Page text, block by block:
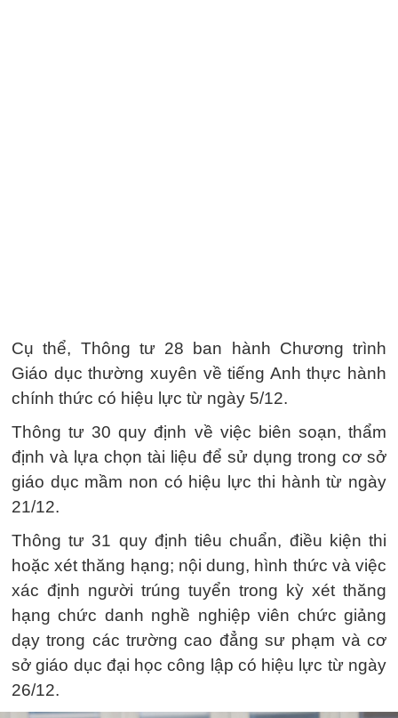
Cụ thể, Thông tư 28 ban hành Chương trình
Giáo dục thường xuyên về tiếng Anh thực hành
chính thức có hiệu lực từ ngày 5/12.
Thông tư 30 quy định về việc biên soạn, thẩm
định và lựa chọn tài liệu để sử dụng trong cơ sở
giáo dục mầm non có hiệu lực thi hành từ ngày
21/12.
Thông tư 31 quy định tiêu chuẩn, điều kiện thi
hoặc xét thăng hạng; nội dung, hình thức và việc
xác định người trúng tuyển trong kỳ xét thăng
hạng chức danh nghề nghiệp viên chức giảng
dạy trong các trường cao đẳng sư phạm và cơ
sở giáo dục đại học công lập có hiệu lực từ ngày
26/12.